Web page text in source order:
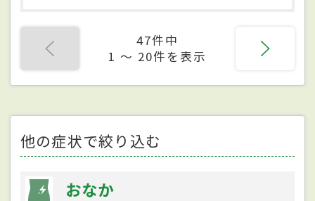
47件中
1 〜 20件を表示
他の症状で絞り込む
おなか